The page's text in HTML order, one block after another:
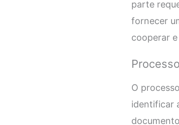
parte
fornecer
cooperar
O
identificar